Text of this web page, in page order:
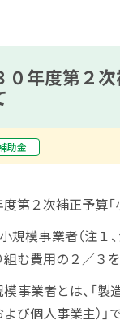
０年度第２次
助金
第２次補正予算「
規模事業者（注１
む費用の２／３を
模事業者とは、
び個人事業主）」